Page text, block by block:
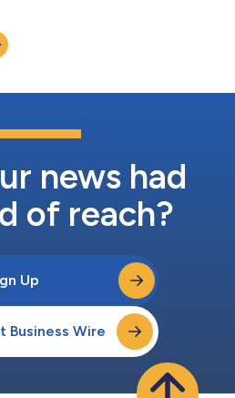
ベーションへの継続的な投資の成果
ケーションパフォーマンス）、
チャ監視）、Uptrends（デジタル
市場のスピードに対応する可観測
性を再定義することです」と、ITRS
イアン・テルプストラは述べまし
代のデジタル経済を支え...
news had
of reach?
Up
Business Wire